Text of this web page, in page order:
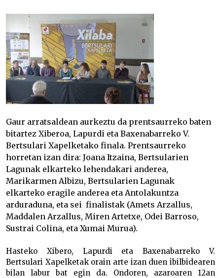
Gaur arratsaldean aurkeztu da prentsaurreko baten
bitartez Xiberoa, Lapurdi eta Baxenabarreko V.
Bertsulari Xapelketako finala. Prentsaurreko
horretan izan dira: Joana Itzaina, Bertsularien
Lagunak elkarteko lehendakari anderea,
Marikarmen Albizu, Bertsularien Lagunak
elkarteko eragile anderea eta Antolakuntza
arduraduna, eta sei finalistak (Amets Arzallus,
Maddalen Arzallus, Miren Artetxe, Odei Barroso,
Sustrai Colina, eta Xumai Murua).
Hasteko Xibero, Lapurdi eta Baxenabarreko V.
Bertsulari Xapelketak orain arte izan duen ibilbidearen
bilan labur bat egin da. Ondoren, azaroaren 12an